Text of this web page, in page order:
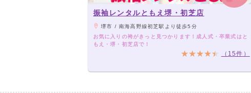
振袖レンタルともえ堺・初芝店
堺市 / 南海高野線初芝駅より徒歩5分
お気に入りの袴がきっと見つかります！成人式・卒業式はと
もえ・堺・初芝店で！
（15件）